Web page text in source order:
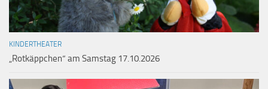
KINDERTHEATER
„Rotkäppchen“ am Samstag 17.10.2026